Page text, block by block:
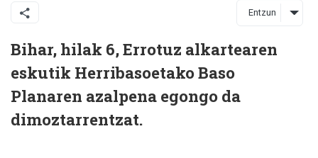
Entzun
Bihar, hilak 6, Errotuz alkartearen
eskutik Herribasoetako Baso
Planaren azalpena egongo da
dimoztarrentzat.